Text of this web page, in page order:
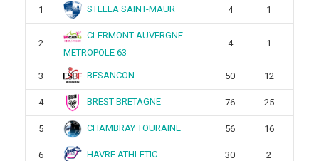
1 STELLA SAINT-MAUR 4 1
2
CLERMONT AUVERGNE
METROPOLE 63
4 1
3 BESANCON 50 12
4 BREST BRETAGNE 76 25
5 CHAMBRAY TOURAINE 56 16
6 HAVRE ATHLETIC 30 2